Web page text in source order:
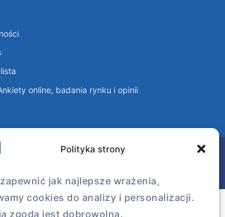
Polityka strony
jak najlepsze wrażenia,
cookies do analizy i personalizacji.
zgoda jest dobrowolna.
online, badania rynku i opinii